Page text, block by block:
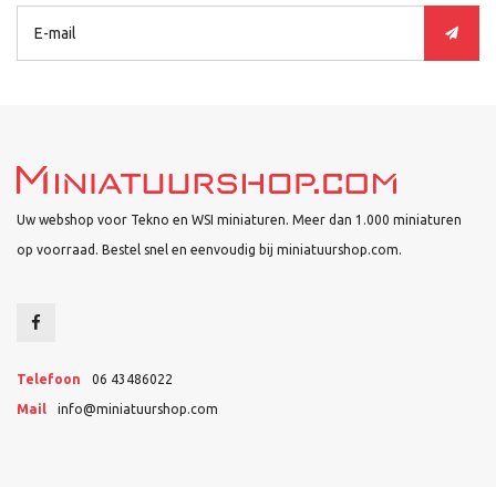
Uw webshop voor Tekno en WSI miniaturen. Meer dan 1.000 miniaturen
op voorraad. Bestel snel en eenvoudig bij miniatuurshop.com.
Telefoon 06 43486022
Mail info@miniatuurshop.com